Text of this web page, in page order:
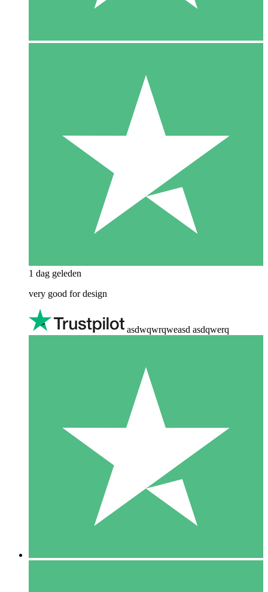
1 dag geleden
very good for design
asdwqwrqweasd asdqwerq